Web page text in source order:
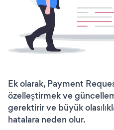
Ek olarak, Payment
özelleştirmek ve
gerektirir ve büyük
hatalara neden olur.